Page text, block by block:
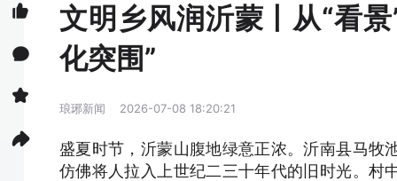
文明乡风润沂蒙丨从“看
化突围”
琅琊新闻 2026-07-08 18:20:21
盛夏时节，沂蒙山腹地绿意正浓。沂南县马牧
仿佛将人拉入上世纪二三十年代的旧时光。村